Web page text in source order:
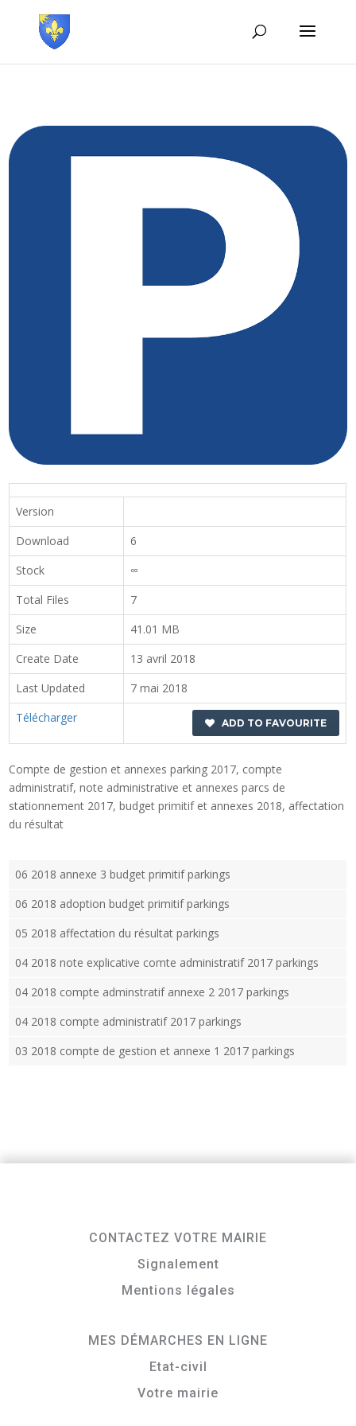
Version
Download
6
Stock
∞
Total Files
7
Size
41.01 MB
Create Date
13 avril 2018
Last Updated
7 mai 2018
Télécharger
ADD TO FAVOURITE
Compte de gestion et annexes parking 2017, compte
administratif, note administrative et annexes parcs de
stationnement 2017, budget primitif et annexes 2018, affectation
du résultat
06 2018 annexe 3 budget primitif parkings
06 2018 adoption budget primitif parkings
05 2018 affectation du résultat parkings
04 2018 note explicative comte administratif 2017 parkings
04 2018 compte adminstratif annexe 2 2017 parkings
04 2018 compte administratif 2017 parkings
03 2018 compte de gestion et annexe 1 2017 parkings
CONTACTEZ VOTRE MAIRIE
Signalement
Mentions légales
MES DÉMARCHES EN LIGNE
Etat-civil
Votre mairie